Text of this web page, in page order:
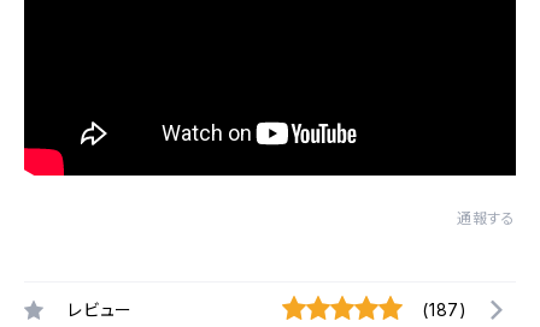
通報する
レビュー (187)